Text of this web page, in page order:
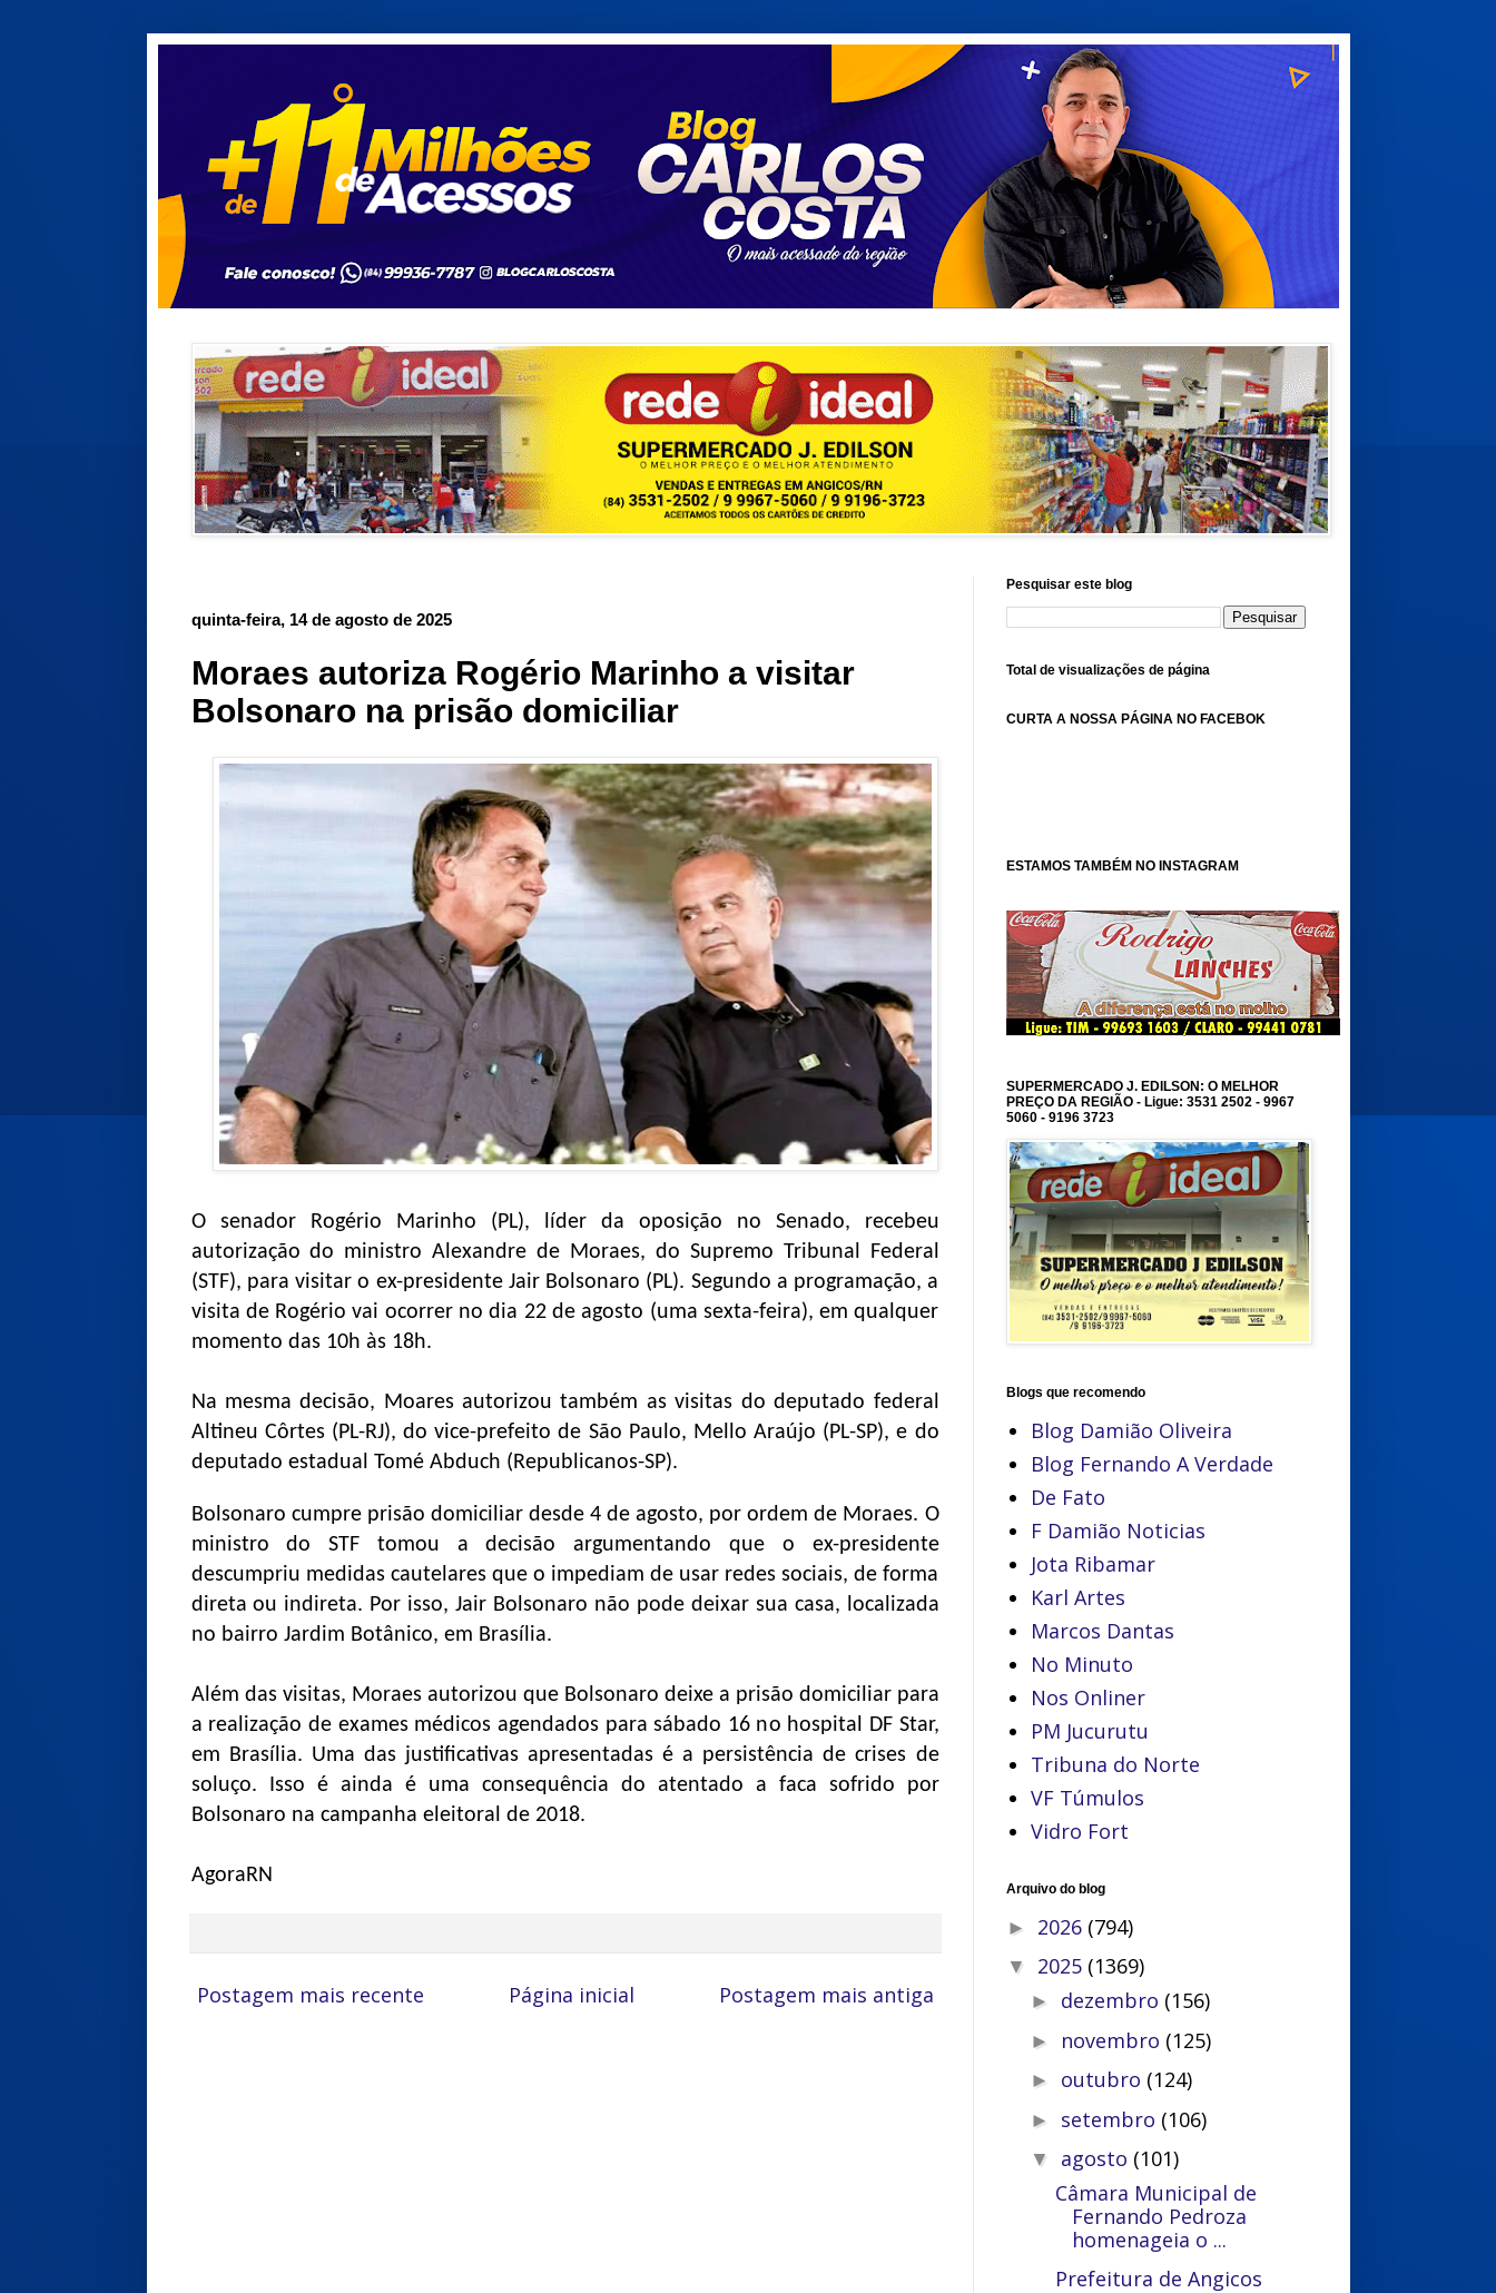
quinta-feira, 14 de agosto de 2025
Moraes autoriza Rogério Marinho a visitar
Bolsonaro na prisão domiciliar
O senador Rogério Marinho (PL), líder da oposição no Senado, recebeu
autorização do ministro Alexandre de Moraes, do Supremo Tribunal Federal
(STF), para visitar o ex-presidente Jair Bolsonaro (PL). Segundo a programação, a
visita de Rogério vai ocorrer no dia 22 de agosto (uma sexta-feira), em qualquer
momento das 10h às 18h.
Na mesma decisão, Moares autorizou também as visitas do deputado federal
Altineu Côrtes (PL-RJ), do vice-prefeito de São Paulo, Mello Araújo (PL-SP), e do
deputado estadual Tomé Abduch (Republicanos-SP).
Bolsonaro cumpre prisão domiciliar desde 4 de agosto, por ordem de Moraes. O
ministro do STF tomou a decisão argumentando que o ex-presidente
descumpriu medidas cautelares que o impediam de usar redes sociais, de forma
direta ou indireta. Por isso, Jair Bolsonaro não pode deixar sua casa, localizada
no bairro Jardim Botânico, em Brasília.
Além das visitas, Moraes autorizou que Bolsonaro deixe a prisão domiciliar para
a realização de exames médicos agendados para sábado 16 no hospital DF Star,
em Brasília. Uma das justificativas apresentadas é a persistência de crises de
soluço. Isso é ainda é uma consequência do atentado a faca sofrido por
Bolsonaro na campanha eleitoral de 2018.
AgoraRN
Postagem mais recente Postagem mais antiga
Página inicial
Pesquisar este blog
Total de visualizações de página
CURTA A NOSSA PÁGINA NO FACEBOK
ESTAMOS TAMBÉM NO INSTAGRAM
SUPERMERCADO J. EDILSON: O MELHOR
PREÇO DA REGIÃO - Ligue: 3531 2502 - 9967
5060 - 9196 3723
Blogs que recomendo
Blog Damião Oliveira
Blog Fernando A Verdade
De Fato
F Damião Noticias
Jota Ribamar
Karl Artes
Marcos Dantas
No Minuto
Nos Onliner
PM Jucurutu
Tribuna do Norte
VF Túmulos
Vidro Fort
Arquivo do blog
► 2026 (794)
▼ 2025 (1369)
► dezembro (156)
► novembro (125)
► outubro (124)
► setembro (106)
▼ agosto (101)
Câmara Municipal de
Fernando Pedroza
homenageia o ...
Prefeitura de Angicos